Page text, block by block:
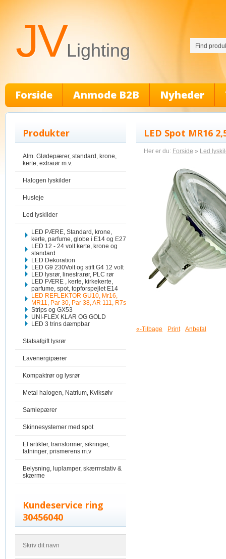
JVLighting
Forside Anmode B2B Nyheder
Produkter
Alm. Glødepærer, standard, krone,
kerte, extraiør m.v.
Halogen lyskilder
Husleje
Led lyskilder
LED PÆRE, Standard, krone,
kerte, parfume, globe i E14 og E27
LED 12 - 24 volt kerte, krone og
standard
LED Dekoration
LED G9 230Volt og stift G4 12 volt
LED lysrør, linestrarør, PLC rør
LED PÆRE , kerte, kirkekerte,
parfume, spot, topforspejlet E14
LED REFLEKTOR GU10, Mr16,
MR11, Par 30, Par 38, AR 111, R7s
Strips og GX53
UNI-FLEX KLAR OG GOLD
LED 3 trins dæmpbar
Statsafgift lysrør
Lavenergipærer
Kompaktrør og lysrør
Metal halogen, Natrium, Kviksølv
Samlepærer
Skinnesystemer med spot
El artikler, transformer, sikringer,
fatninger, prismerens m.v
Belysning, luplamper, skærmstativ &
skærme
Kundeservice ring
30456040
LED Spot MR16
Her er du: Forside » Led
«-Tilbage Print Anbefal